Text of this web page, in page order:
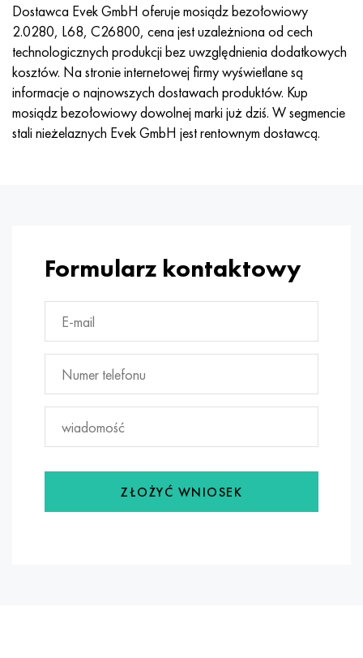
Dostawca Evek GmbH oferuje mosiądz bezołowiowy
2.0280, L68, C26800, cena jest uzależniona od cech
technologicznych produkcji bez uwzględnienia dodatkowych
kosztów. Na stronie internetowej firmy wyświetlane są
informacje o najnowszych dostawach produktów. Kup
mosiądz bezołowiowy dowolnej marki już dziś. W segmencie
stali nieżelaznych Evek GmbH jest rentownym dostawcą.
Formularz kontaktowy
ZŁOŻYĆ WNIOSEK